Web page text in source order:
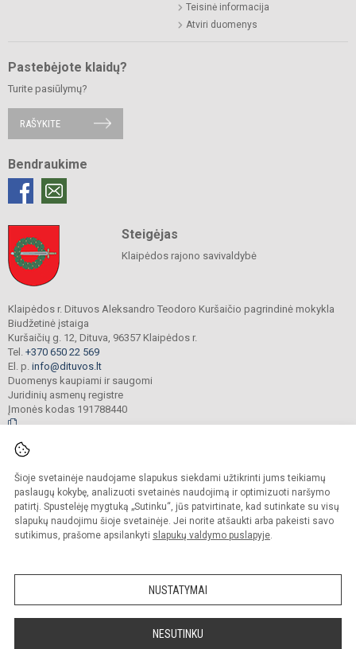
Šioje svetainėje naudojame slapukus siekdami užtikrinti jums teikiamų
paslaugų kokybę, analizuoti svetainės naudojimą ir optimizuoti naršymo
patirtį. Spustelėję mygtuką „Sutinku“, jūs patvirtinate, kad sutinkate su visų
slapukų naudojimu šioje svetainėje. Jei norite atšaukti arba pakeisti savo
sutikimus, prašome apsilankyti slapukų valdymo puslapyje.
NUSTATYMAI
NESUTINKU
Teisinė informacija
Atviri duomenys
Pastebėjote klaidų?
Turite pasiūlymų?
RAŠYKITE
Bendraukime
Steigėjas
Klaipėdos rajono savivaldybė
Klaipėdos r. Dituvos Aleksandro Teodoro Kuršaičio pagrindinė mokykla
Biudžetinė įstaiga
Kuršaičių g. 12, Dituva, 96357 Klaipėdos r.
Tel. +370 650 22 569
El. p. info@dituvos.lt
Duomenys kaupiami ir saugomi
Juridinių asmenų registre
Įmonės kodas 191788440
Visos teisės saugomos. Kopijuoti turinį be raštiško įstaigos administracijos
sutikimo griežtai draudžiama.
Prieinamumo paraiška Slapukų politika
Sumanus būdas atnaujinti